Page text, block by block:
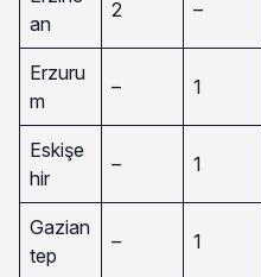
an
2 –
Erzuru
m
– 1
Eskişe
hir
– 1
Gazian
tep
– 1